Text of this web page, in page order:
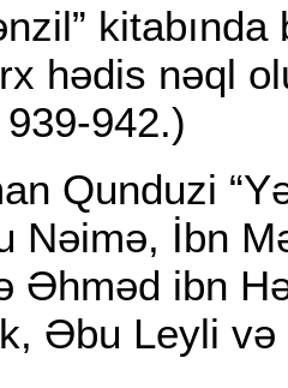
hədis nəql
942.)
Qunduzi
Nəimə, İbn
Əhməd ibn
Əbu Leyli